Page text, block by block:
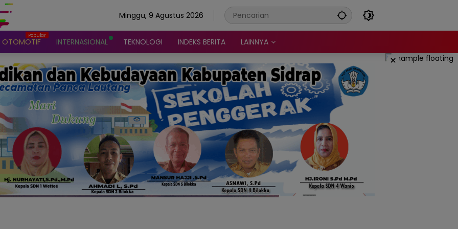
Minggu, 9 Agustus 2026
OTOMOTIF INTERNASIONAL TEKNOLOGI INDEKS BERITA LAINNYA
×